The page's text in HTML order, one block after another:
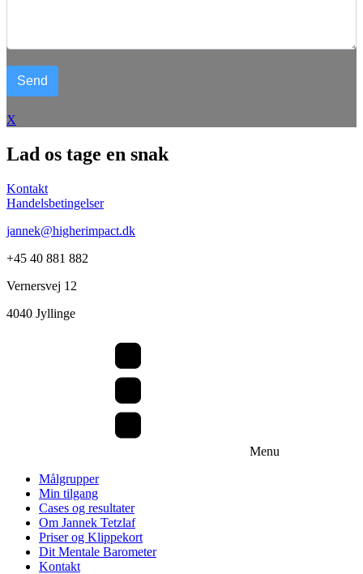
Send
X
Lad os tage en snak
Kontakt
Handelsbetingelser
jannek@higherimpact.dk
+45 40 881 882
Vernersvej 12
4040 Jyllinge
Menu
Målgrupper
Min tilgang
Cases og resultater
Om Jannek Tetzlaf
Priser og Klippekort
Dit Mentale Barometer
Kontakt